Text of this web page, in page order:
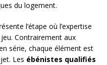
du logement.
l’étape où l’expertise
Contrairement aux
série, chaque élément est
Les ébénistes qualifiés